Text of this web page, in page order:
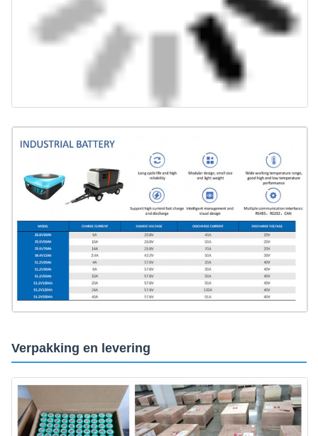
Verpakking en levering